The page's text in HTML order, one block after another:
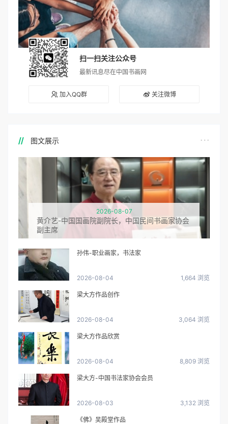
扫一扫关注公众号
最新讯息尽在中国书画网
加入QQ群 关注微博
图文展示
2026-08-07
黄介艺-中国国画院副院长，中国民间书画家协会
副主席
孙伟-职业画家，书法家
2026-08-04 1,664 浏览
梁大方作品创作
2026-08-04 3,064 浏览
梁大方作品欣赏
2026-08-04 8,809 浏览
梁大方-中国书法家协会会员
2026-08-03 3,132 浏览
《佛》吴殿堂作品